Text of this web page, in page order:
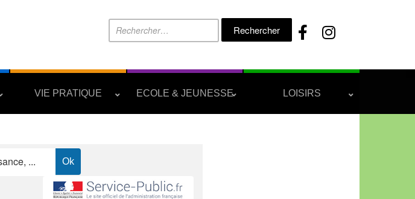
Rechercher :
VIE PRATIQUE ECOLE & JEUNESSE LOISIRS